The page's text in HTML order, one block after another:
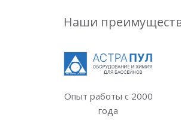
Наши
Опыт работы с 2000
года